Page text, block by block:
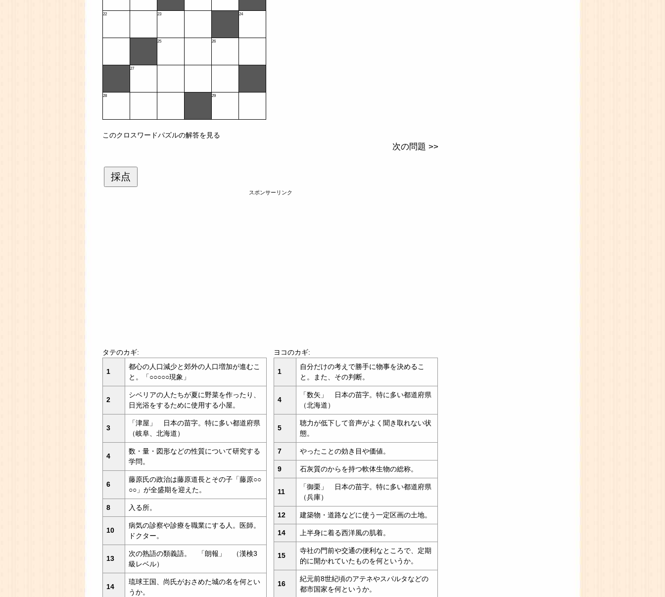
22 23 24
25 26
27
28 29
このクロスワードパズルの解答を見る
次の問題 >>
採点
スポンサーリンク
タテのカギ:
1
都心の人口減少と郊外の人口増加が進むこ
と。「○○○○○現象」
2
シベリアの人たちが夏に野菜を作ったり、
日光浴をするために使用する小屋。
3
「津屋」 日本の苗字。特に多い都道府県
（岐阜、北海道）
4
数・量・図形などの性質について研究する
学問。
6
藤原氏の政治は藤原道長とその子「藤原○○
○○」が全盛期を迎えた。
8 入る所。
10
病気の診察や診療を職業にする人。医師。
ドクター。
13
次の熟語の類義語。 「朗報」 （漢検3
級レベル）
14
琉球王国、尚氏がおさめた城の名を何とい
うか。
ヨコのカギ:
1
自分だけの考えで勝手に物事を決めるこ
と。また、その判断。
4
「数矢」 日本の苗字。特に多い都道府県
（北海道）
5
聴力が低下して音声がよく聞き取れない状
態。
7 やったことの効き目や価値。
9 石灰質のからを持つ軟体生物の総称。
11
「御栗」 日本の苗字。特に多い都道府県
（兵庫）
12 建築物・道路などに使う一定区画の土地。
14 上半身に着る西洋風の肌着。
15
寺社の門前や交通の便利なところで、定期
的に開かれていたものを何というか。
16
紀元前8世紀頃のアテネやスパルタなどの
都市国家を何というか。